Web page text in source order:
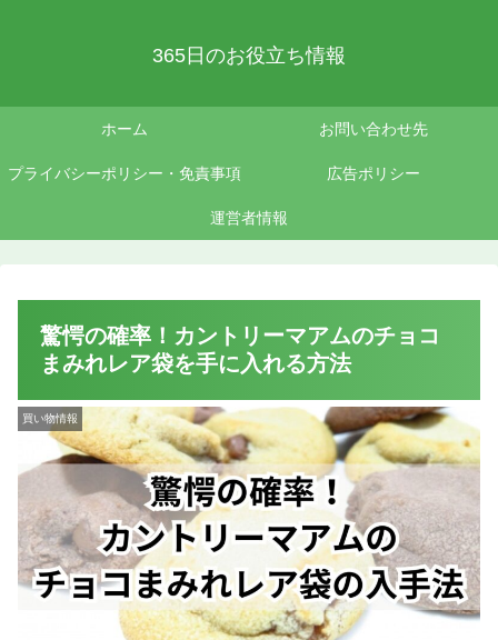
365日のお役立ち情報
ホーム お問い合わせ先
プライバシーポリシー・免責事項 広告ポリシー
運営者情報
驚愕の確率！カントリーマアムのチョコ
まみれレア袋を手に入れる方法
買い物情報